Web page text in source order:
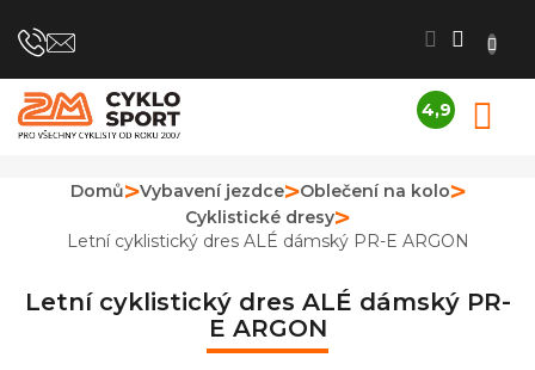
na
4,9
obchodu
je
z
Domů Vybavení jezdce
Oblečení na kolo
Cyklistické dresy
Letní cyklistický dres ALÉ dámský PR-E ARGON
Letní cyklistický dres ALÉ dámský PR-
E ARGON